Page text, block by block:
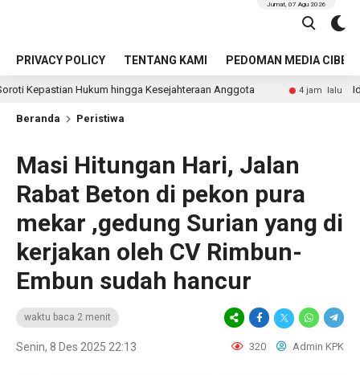
PRIVACY POLICY TENTANG KAMI PEDOMAN MEDIA CIBER
Jumat, 07 Agu 2026
hingga Kesejahteraan Anggota 4 jam lalu Identitas
Beranda Peristiwa
Masi Hitungan Hari, Jalan
Rabat Beton di pekon pura
mekar ,gedung Surian yang di
kerjakan oleh CV Rimbun-
Embun sudah hancur
waktu baca 2 menit
Senin, 8 Des 2025 22:13 320 Admin KPK